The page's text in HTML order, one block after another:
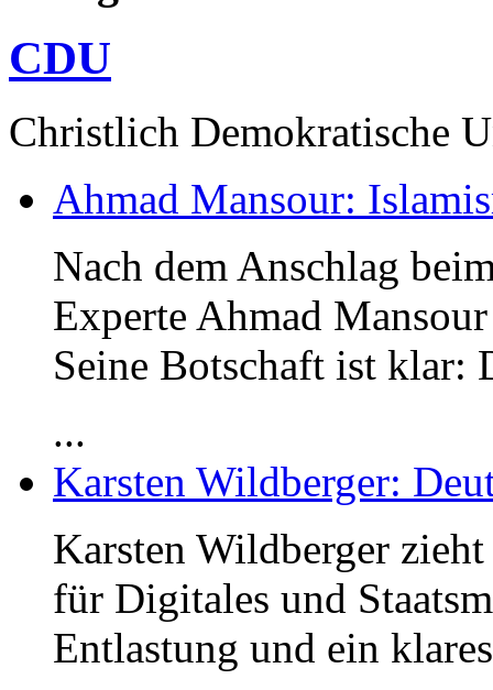
CDU
Christlich Demokratische
Ahmad Mansour:
Nach dem Anschlag
Experte Ahmad
Seine Botschaft ist klar:
...
Karsten Wildberger:
Karsten Wildberger
für Digitales und
Entlastung und ein klares